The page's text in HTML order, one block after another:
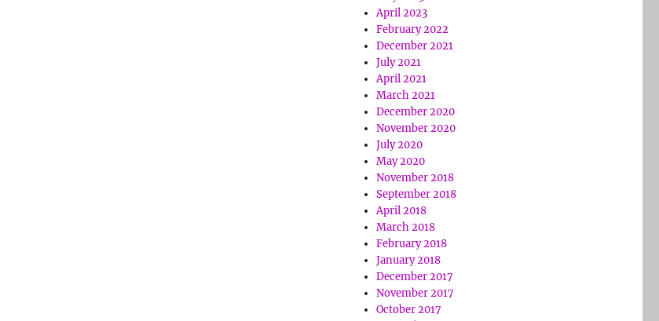
April 2023
February 2022
December 2021
July 2021
April 2021
March 2021
December 2020
November 2020
July 2020
May 2020
November 2018
September 2018
April 2018
March 2018
February 2018
January 2018
December 2017
November 2017
October 2017